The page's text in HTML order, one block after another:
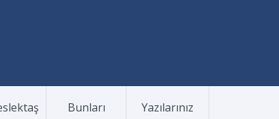
Bunları
Yazılarınız